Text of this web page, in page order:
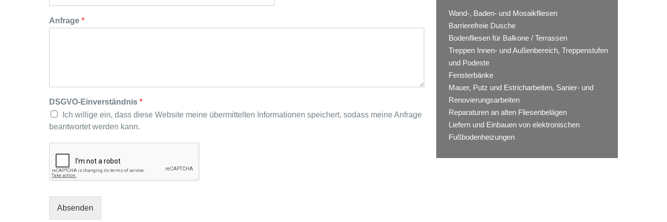
Anfrage *
DSGVO-Einverständnis *
Ich willige ein, dass diese Website meine übermittelten Informationen speichert, sodass meine Anfrage
beantwortet werden kann.
Absenden
Wand-, Baden- und Mosaikfliesen
Barrierefreie Dusche
Bodenfliesen für Balkone / Terrassen
Treppen Innen- und Außenbereich, Treppenstufen
und Podeste
Fensterbänke
Mauer, Putz und Estricharbeiten, Sanier- und
Renovierungsarbeiten
Reparaturen an alten Fliesenbelägen
Liefern und Einbauen von elektronischen
Fußbodenheizungen